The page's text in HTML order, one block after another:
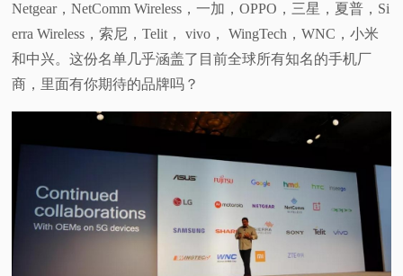
Netgear，NetComm Wireless，一加，OPPO，三星，夏普，Si
erra Wireless，索尼，Telit， vivo， WingTech，WNC，小米
和中兴。这份名单几乎涵盖了目前全球所有知名的手机厂
商，里面有你期待的品牌吗？